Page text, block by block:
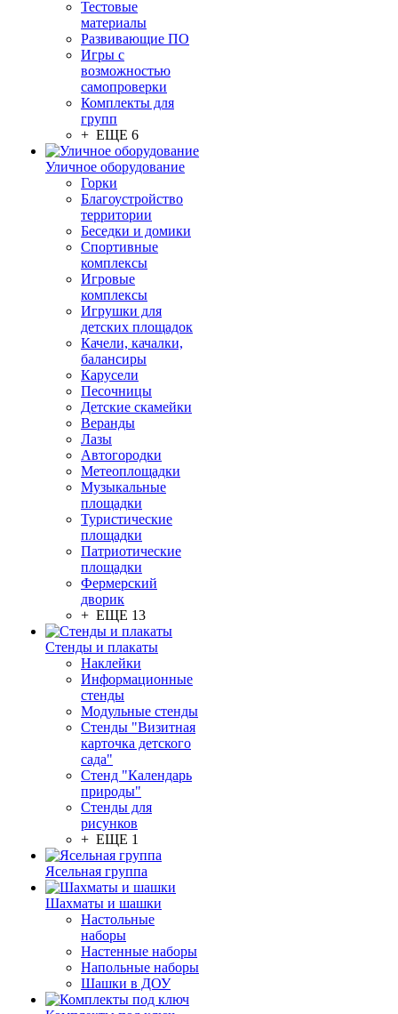
Тестовые
материалы
Развивающие ПО
Игры с
возможностью
самопроверки
Комплекты для
групп
+ ЕЩЕ 6
Уличное оборудование
Горки
Благоустройство
территории
Беседки и домики
Спортивные
комплексы
Игровые
комплексы
Игрушки для
детских площадок
Качели, качалки,
балансиры
Карусели
Песочницы
Детские скамейки
Веранды
Лазы
Автогородки
Метеоплощадки
Музыкальные
площадки
Туристические
площадки
Патриотические
площадки
Фермерский
дворик
+ ЕЩЕ 13
Стенды и плакаты
Наклейки
Информационные
стенды
Модульные стенды
Стенды "Визитная
карточка детского
сада"
Стенд "Календарь
природы"
Стенды для
рисунков
+ ЕЩЕ 1
Ясельная группа
Шахматы и шашки
Настольные
наборы
Настенные наборы
Напольные наборы
Шашки в ДОУ